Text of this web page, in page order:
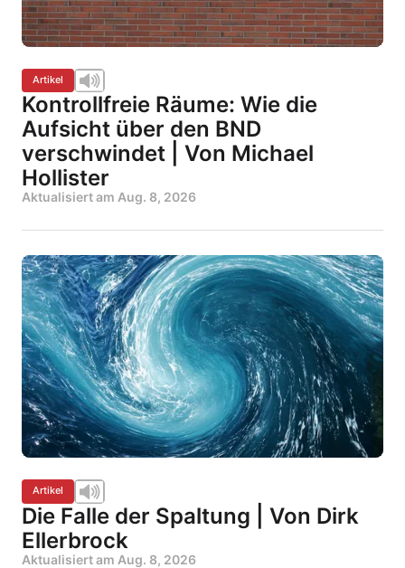
Artikel
Kontrollfreie Räume: Wie die
Aufsicht über den BND
verschwindet | Von Michael
Hollister
Aktualisiert am Aug. 8, 2026
Artikel
Die Falle der Spaltung | Von Dirk
Ellerbrock
Aktualisiert am Aug. 8, 2026